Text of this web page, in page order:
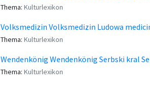
Thema: Kulturlexikon
Volksmedizin Volksmedizin Ludowa
Thema: Kulturlexikon
Wendenkönig Wendenkönig Serbski kral
Thema: Kulturlexikon